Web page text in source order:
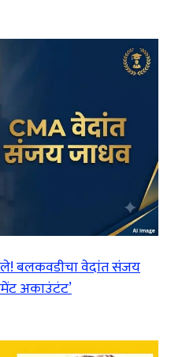
बलकवडीचा वेदांत संजय
अकाउंटंट’